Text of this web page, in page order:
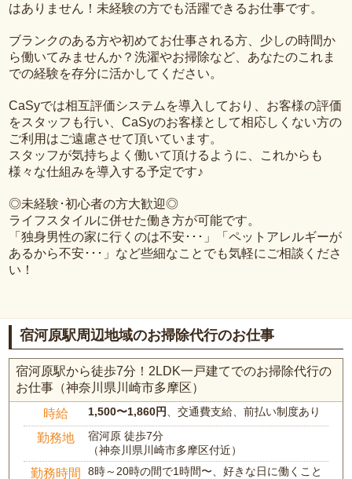
はありません！未経験の方でも活躍できるお仕事です。
ブランクのある方や初めてお仕事される方、少しの時間か
ら働いてみませんか？洗濯やお掃除など、あなたのこれま
での経験を存分に活かしてください。
CaSyでは相互評価システムを導入しており、お客様の評価
をスタッフも行い、CaSyのお客様として相応しくない方の
ご利用はご遠慮させて頂いています。
スタッフが気持ちよく働いて頂けるように、これからも
様々な仕組みを導入する予定です♪
◎未経験･初心者の方大歓迎◎
ライフスタイルに併せた働き方が可能です。
「独身男性の家に行くのは不安･･･」「ペットアレルギーが
あるから不安･･･」など些細なことでも気軽にご相談くださ
い！
宿河原駅周辺地域のお掃除代行のお仕事
宿河原駅から徒歩7分！2LDK一戸建てでのお掃除代行の
お仕事（神奈川県川崎市多摩区）
時給 1,500〜1,860円、交通費支給、前払い制度あり
勤務地
宿河原 徒歩7分
（神奈川県川崎市多摩区付近）
勤務時間 8時～20時の間で1時間〜、好きな日に働くこと